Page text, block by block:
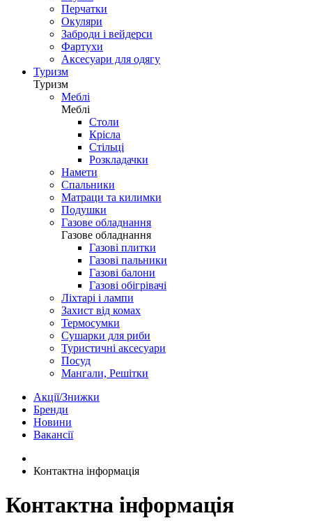
Перчатки
Окуляри
Заброди і вейдерси
Фартухи
Аксесуари для одягу
Туризм
Туризм
Меблі
Меблі
Столи
Крісла
Стільці
Розкладачки
Намети
Спальники
Матраци та килимки
Подушки
Газове обладнання
Газове обладнання
Газові плитки
Газові пальники
Газові балони
Газові обігрівачі
Ліхтарі і лампи
Захист від комах
Термосумки
Сушарки для риби
Туристичні аксесуари
Посуд
Мангали, Решітки
Акції/Знижки
Бренди
Новини
Вакансії
Контактна інформація
Контактна інформація